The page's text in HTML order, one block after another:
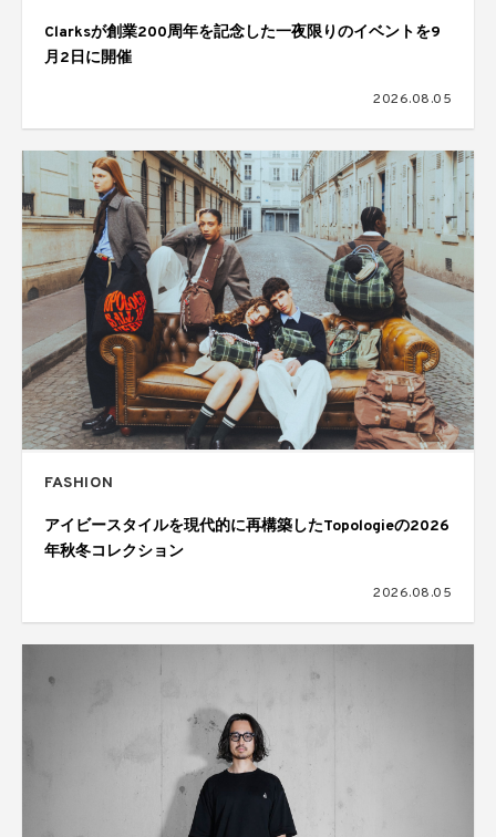
Clarksが創業200周年を記念した一夜限りのイベントを9
月2日に開催
2026.08.05
FASHION
アイビースタイルを現代的に再構築したTopologieの2026
年秋冬コレクション
2026.08.05